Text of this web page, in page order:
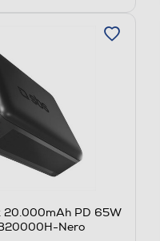
20.000mAh PD 65W
Nero